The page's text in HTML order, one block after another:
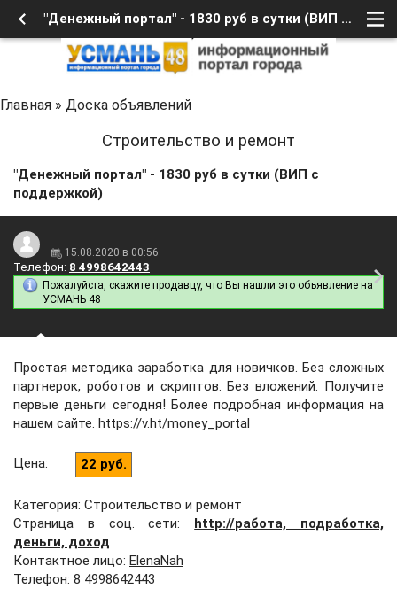
"Денежный портал" - 1830 руб в сутки (ВИП с поддержкой)
Главная » Доска объявлений
Строительство и ремонт
"Денежный портал" - 1830 руб в сутки (ВИП с
поддержкой)
15.08.2020 в 00:56
Телефон: 8 4998642443
Пожалуйста, скажите продавцу, что Вы нашли это объявление на
УСМАНЬ 48
Простая методика заработка для новичков. Без сложных
партнерок, роботов и скриптов. Без вложений. Получите
первые деньги сегодня! Более подробная информация на
нашем сайте. https://v.ht/money_portal
Цена: 22 руб.
Категория: Строительство и ремонт
Страница в соц. сети: http://работа, подработка,
деньги, доход
Контактное лицо: ElenaNah
Телефон: 8 4998642443